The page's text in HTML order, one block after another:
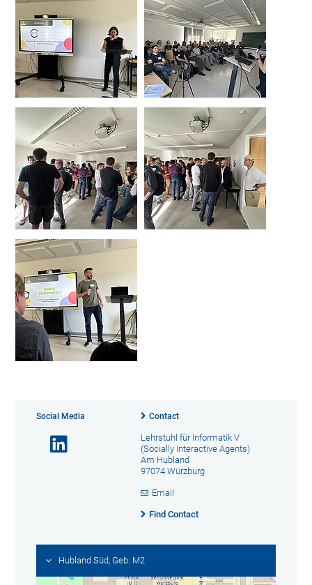
Social Media Contact
Lehrstuhl für Informatik V
(Socially Interactive Agents)
Am Hubland
97074 Würzburg
Email
Find Contact
Hubland Süd, Geb. M2